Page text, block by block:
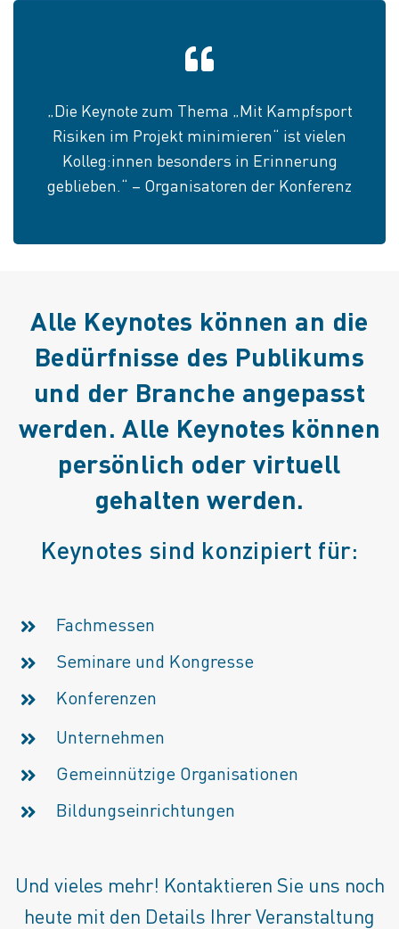
„Die Keynote zum Thema „Mit Kampfsport
Risiken im Projekt minimieren“ ist vielen
Kolleg:innen besonders in Erinnerung
geblieben.“ – Organisatoren der Konferenz
Alle Keynotes können an die
Bedürfnisse des Publikums
und der Branche angepasst
werden. Alle Keynotes können
persönlich oder virtuell
gehalten werden.
Keynotes sind konzipiert für:
Fachmessen
Seminare und Kongresse
Konferenzen
Unternehmen
Gemeinnützige Organisationen
Bildungseinrichtungen
Und vieles mehr! Kontaktieren Sie uns noch
heute mit den Details Ihrer Veranstaltung